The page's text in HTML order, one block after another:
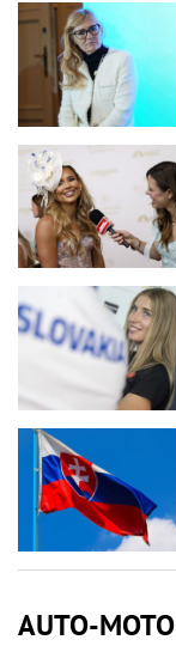
AUTO-MOTO